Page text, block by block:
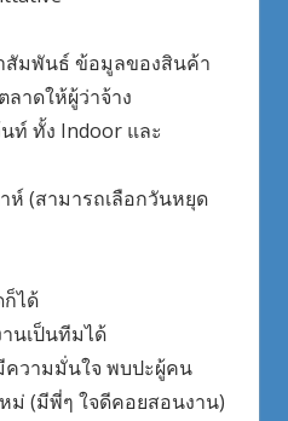
สัมพันธ์ ข้อมูลของสินค้า
าดให้ผู้ว่าจ้าง
ท์ ทั้ง Indoor และ
ห์ (สามารถเลือกวันหยุด
ได้
นเป็นทีมได้
วามมั่นใจ พบปะผู้คน
(มีพี่ๆ ใจดีคอยสอนงาน)